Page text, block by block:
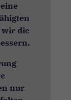
wir die
nur